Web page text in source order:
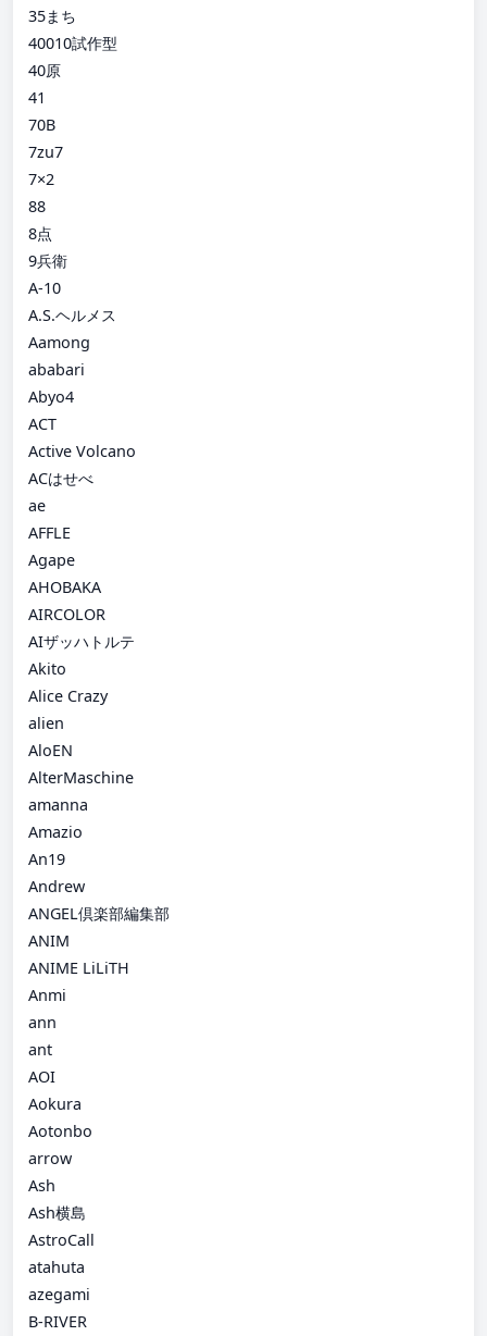
35まち
40010試作型
40原
41
70B
7zu7
7×2
88
8点
9兵衛
A-10
A.S.ヘルメス
Aamong
ababari
Abyo4
ACT
Active Volcano
ACはせべ
ae
AFFLE
Agape
AHOBAKA
AIRCOLOR
AIザッハトルテ
Akito
Alice Crazy
alien
AloEN
AlterMaschine
amanna
Amazio
An19
Andrew
ANGEL倶楽部編集部
ANIM
ANIME LiLiTH
Anmi
ann
ant
AOI
Aokura
Aotonbo
arrow
Ash
Ash横島
AstroCall
atahuta
azegami
B-RIVER